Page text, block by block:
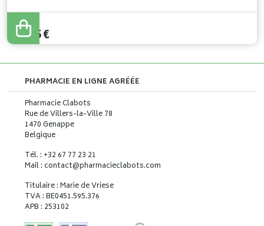
14,95
13,45€
PHARMACIE EN LIGNE AGRÉÉE
Pharmacie Clabots
Rue de Villers-la-Ville 78
1470 Genappe
Belgique
Tél. : +32 67 77 23 21
Mail : contact@pharmacieclabots.com
Titulaire : Marie de Vriese
TVA : BE0451.595.376
APB : 253102